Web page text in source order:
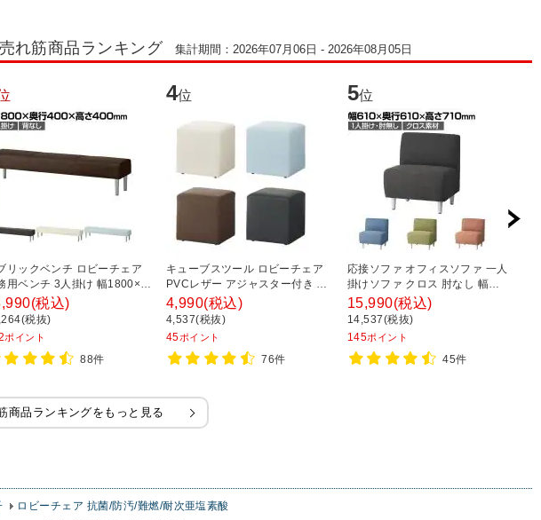
れ筋商品ランキング 集計期間：2026年07月06日 - 2026年08月05日
リックベンチ ロビーチェア
用ベンチ 3人掛け 幅1800×奥
高さ400×座高400mm 背
レザー
(税込)
税抜)
ポイント
88件
4位
キューブスツール ロビーチェア
PVCレザー アジャスター付き 幅
400×奥行400×高さ400mm 【ブ
ラック アイボリー ブルー ダーク
4,990(税込)
4,537(税抜)
45ポイント
76件
5位
応接ソファ オフィスソファ 一人
掛けソファ クロス 肘なし 幅
610×奥行610×高さ710mm ベル
セア
15,990(税込)
14,537(税抜)
145ポイント
45件
商品ランキングをもっと見る
ロビーチェア 抗菌/防汚/難燃/耐次亜塩素酸